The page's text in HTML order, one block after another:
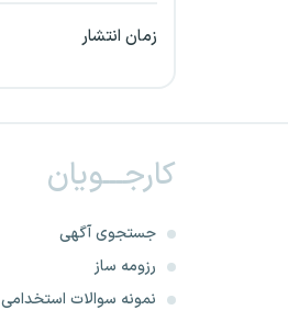
خراسان شمالی
خرم آباد
خوزستان
زمان انتشار
کارجـــویان
جستجوی آگهی
رزومه ساز
نمونه سوالات استخدامی